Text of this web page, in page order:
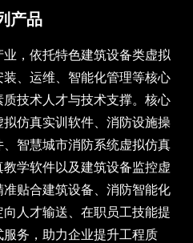
产品
，依托特色建筑设备类虚拟
、运维、智能化管理等核心
技术人才与技术支撑。核心
仿真实训软件、消防设施操
智慧城市消防系统虚拟仿真
学软件以及建筑设备监控虚
贴合建筑设备、消防智能化
人才输送、在职员工技能提
务，助力企业提升工程质